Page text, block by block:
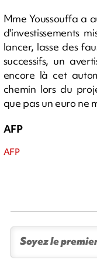
Mme Youssouffa a
d'investissements
lancer, lasse des
successifs, un
encore là cet
chemin lors du
que pas un euro ne
AFP
AFP